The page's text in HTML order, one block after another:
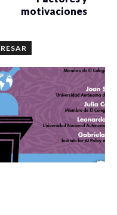
motivaciones